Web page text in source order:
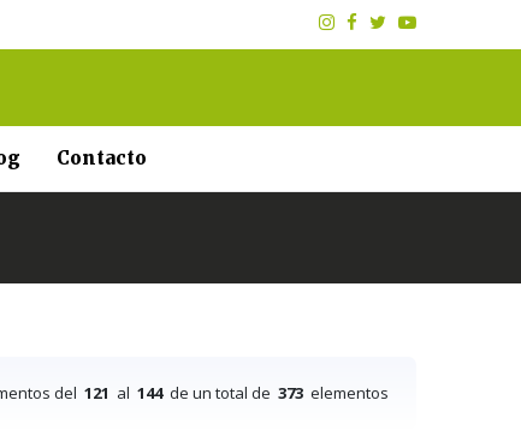
Contacto
del 121 al 144de un total de 373 elementos